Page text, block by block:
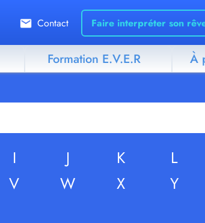
Contact Faire interpréter son
Formation E.V.E.R À
I J K L
V W X Y